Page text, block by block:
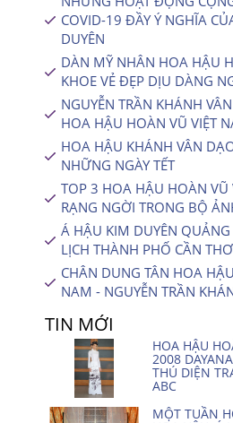
COVID-19 ĐẦY Ý NGHĨA
DUYÊN
DÀN MỸ NHÂN HOA HẬU
KHOE VẺ ĐẸP DỊU DÀNG
NGUYỄN TRẦN KHÁNH
HOA HẬU HOÀN VŨ VIỆT
HOA HẬU KHÁNH VÂN
NHỮNG NGÀY TẾT
TOP 3 HOA HẬU HOÀN
RẠNG NGỜI TRONG BỘ
Á HẬU KIM DUYÊN
LỊCH THÀNH PHỐ CẦN THƠ
CHÂN DUNG TÂN HOA
NAM - NGUYỄN TRẦN
TIN MỚI
HOA HẬU
2008
THÚ DIỆN
ABC
MỘT TUẦN